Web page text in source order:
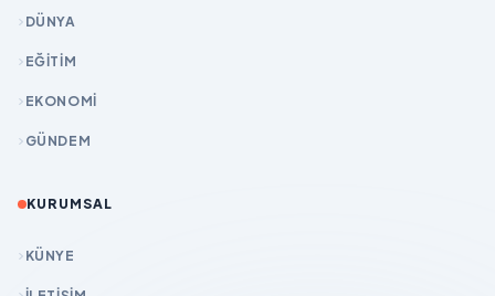
DÜNYA
EĞİTİM
EKONOMİ
GÜNDEM
KURUMSAL
KÜNYE